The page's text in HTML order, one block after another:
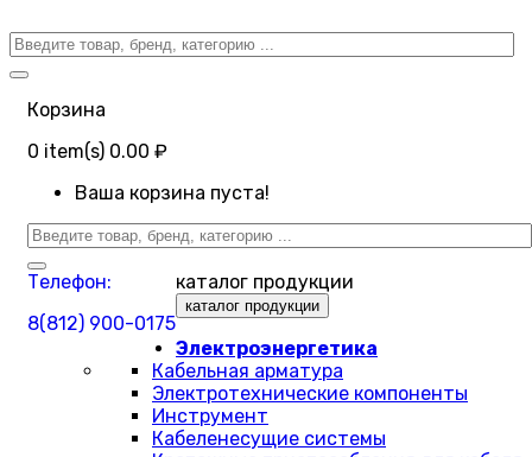
Корзина
0 item(s) 0.00 ₽
Ваша корзина пуста!
Телефон:
8(812) 900-0175
каталог продукции
каталог продукции
Электроэнергетика
Кабельная арматура
Электротехнические компоненты
Инструмент
Кабеленесущие системы